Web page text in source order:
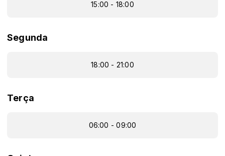
15:00 - 18:00
Segunda
18:00 - 21:00
Terça
06:00 - 09:00